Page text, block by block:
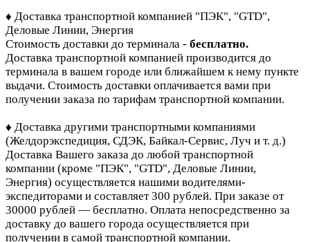
♦ Доставка транспортной компанией "ПЭК", "GTD",
Деловые Линии, Энергия
Стоимость доставки до терминала - бесплатно.
Доставка транспортной компанией производится до
терминала в вашем городе или ближайшем к нему пункте
выдачи. Стоимость доставки оплачивается вами при
получении заказа по тарифам транспортной компании.
♦ Доставка другими транспортными компаниями
(Желдорэкспедиция, СДЭК, Байкал-Сервис, Луч и т. д.)
Доставка Вашего заказа до любой транспортной
компании (кроме "ПЭК", "GTD", Деловые Линии,
Энергия) осуществляется нашими водителями-
экспедиторами и составляет 300 рублей. При заказе от
30000 рублей — бесплатно. Оплата непосредственно за
доставку до вашего города осуществляется при
получении в самой транспортной компании.